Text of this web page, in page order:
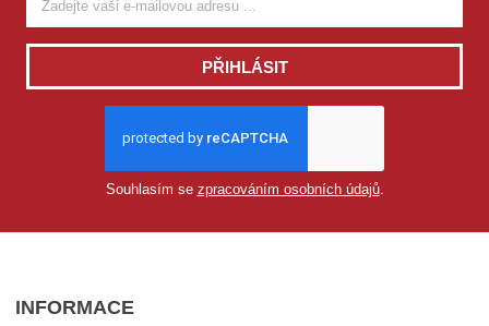
PŘIHLÁSIT
Souhlasím se zpracováním osobních údajů.
INFORMACE